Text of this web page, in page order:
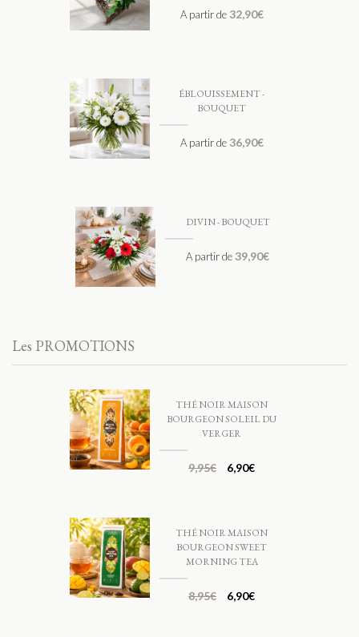
A partir de 32,90€
ÉBLOUISSEMENT -
BOUQUET
A partir de 36,90€
DIVIN - BOUQUET
A partir de39,90€
Les PROMOTIONS
THÉ NOIR MAISON
BOURGEON SOLEIL DU
VERGER
9,95€ 6,90€
THÉ NOIR MAISON
BOURGEON SWEET
MORNING TEA
8,95€ 6,90€